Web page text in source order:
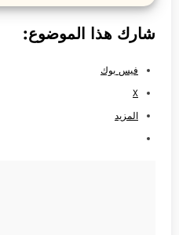
شارك هذا الموضوع:
فيس بوك
X
المزيد